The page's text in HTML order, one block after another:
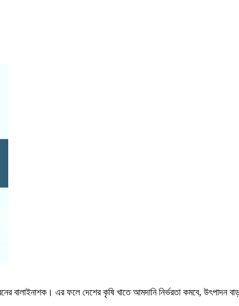
বালাইনাশক। এর ফলে দেশের কৃষি খাতে আমদানি নির্ভরতা কমবে, উৎপাদন